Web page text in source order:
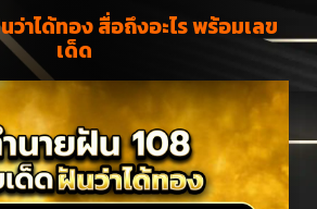
ว่าได้ทอง สื่อถึงอะไร พร้อมเลข
เด็ด